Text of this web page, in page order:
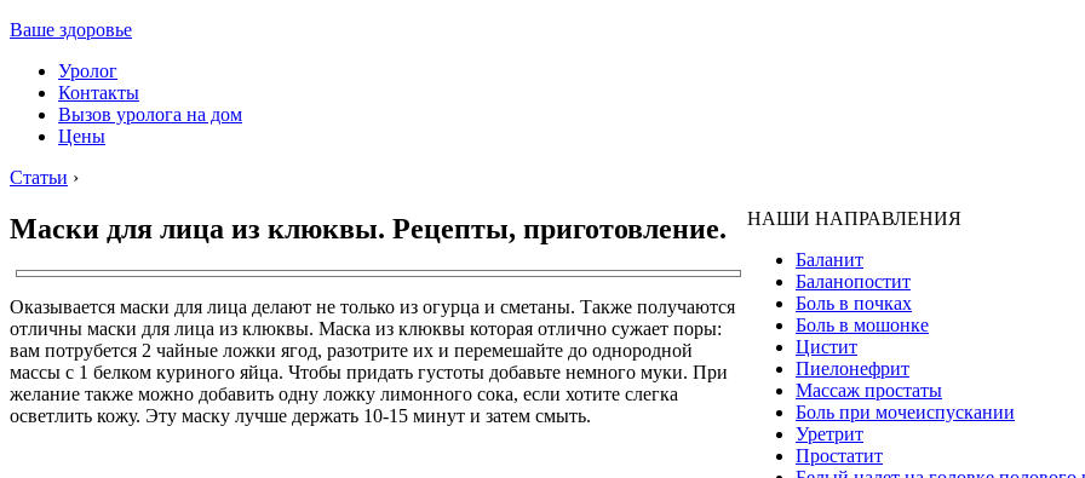
Ваше здоровье
Уролог
Контакты
Вызов уролога на дом
Цены
Статьи ›
Маски для лица из клюквы. Рецепты, приготовление.
Оказывается маски для лица делают не только из огурца и сметаны. Также получаются
отличны маски для лица из клюквы. Маска из клюквы которая отлично сужает поры:
вам потрубется 2 чайные ложки ягод, разотрите их и перемешайте до однородной
массы с 1 белком куриного яйца. Чтобы придать густоты добавьте немного муки. При
желание также можно добавить одну ложку лимонного сока, если хотите слегка
осветлить кожу. Эту маску лучше держать 10-15 минут и затем смыть.
НАШИ НАПРАВЛЕНИЯ
Баланит
Баланопостит
Боль в почках
Боль в мошонке
Цистит
Пиелонефрит
Массаж простаты
Боль при мочеиспускании
Уретрит
Простатит